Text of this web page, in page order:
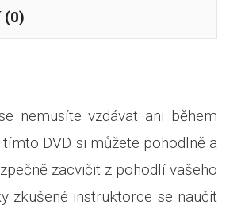
(0)
nemusíte vzdávat ani během
DVD si můžete pohodlně a
zacvičit z pohodlí vašeho
zkušené instruktorce se naučit